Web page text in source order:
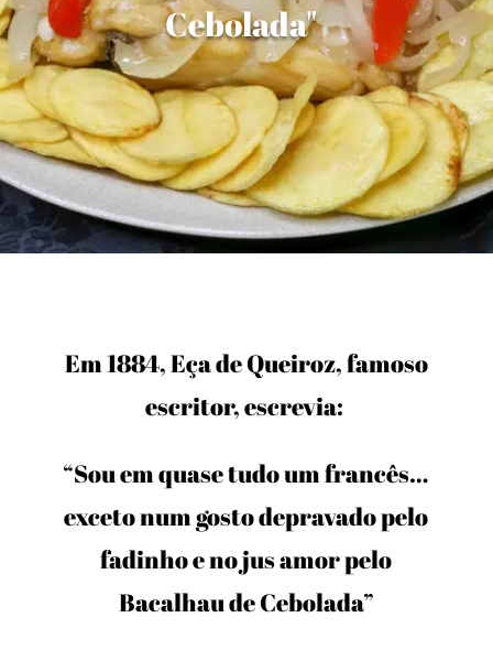
Cebolada"
Em 1884, Eça de Queiroz, famoso
escritor, escrevia:
“Sou em quase tudo um francês…
exceto num gosto depravado pelo
fadinho e no jus amor pelo
Bacalhau de Cebolada”